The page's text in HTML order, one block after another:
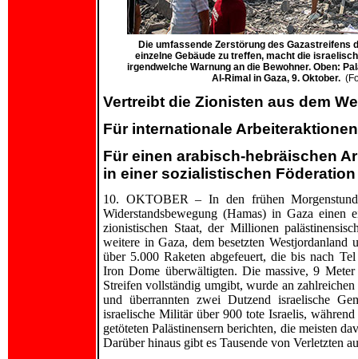
Die umfassende Zerstörung des Gazastreifens
einzelne Gebäude zu treffen, macht die
irgendwelche Warnung an die Bewohner. Oben:
Al-Rimal in Gaza, 9. Oktober.
Vertreibt die Zionisten aus dem
Für internationale
Für einen arabisch-hebräischen
in einer sozialistischen
10. OKTOBER – In den frühen
Widerstandsbewegung (Hamas) in Gaza einen
zionistischen Staat, der Millionen
weitere in Gaza, dem besetzten
über 5.000 Raketen abgefeuert, die bis nach
Iron Dome überwältigten. Die massive, 9
Streifen vollständig umgibt, wurde an
und überrannten zwei Dutzend israelische
israelische Militär über 900 tote Israelis,
getöteten Palästinensern berichten, die meisten
Darüber hinaus gibt es Tausende von Verletzten